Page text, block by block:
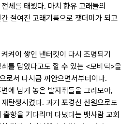
체를 태웠다. 마치 향유 고래들의
절여진 고래기름으로 잿더미가 되고
켜이 쌓인 낸터킷이 다시 조명되기
를 담았다고도 할 수 있는 <모비딕>을
로서 다시금 껴안으면서부터이다.
에 남겨 놓은 발자취들을 그러모아,
탄생시켰다. 과거 포경선 선원으로도
항을 기다리며 다녔다는 뱃사람 교회